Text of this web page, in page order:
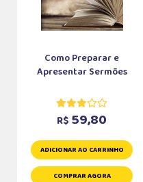
Como Preparar e
Apresentar Sermões
R$ 59,80
ADICIONAR AO CARRINHO
COMPRAR AGORA